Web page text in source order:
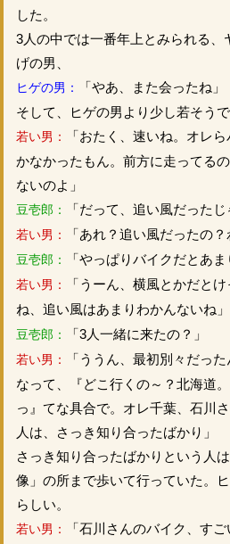
した。
3人の中では一番年上とみられる、
げの男、
ヒゲの男：
「やあ、また会ったね」
そして、ヒゲの男より少し若そうで
若い男：
「おたく、速いね。オレ
かなかったもん。前方に走ってる
ないのよ」
豆壱郎： 「だって、追い風だったじ
若い男： 「あれ？追い風だったの？
豆壱郎： 「やっぱりバイクだとあ
若い男：
「うーん、横風とかだと
ね、追い風はあまりわかんないね」
豆壱郎： 「3人一緒に来たの？」
若い男：
「ううん、最初別々だっ
なって、『どこ行くの～？北海道
っ』てな具合で。オレ千葉、石川
人は、さっき知り合ったばかり」
さっき知り合ったばかりという人
像」の所まで歩いて行っていた。
らしい。
若い男：
「石川さんのバイク、す